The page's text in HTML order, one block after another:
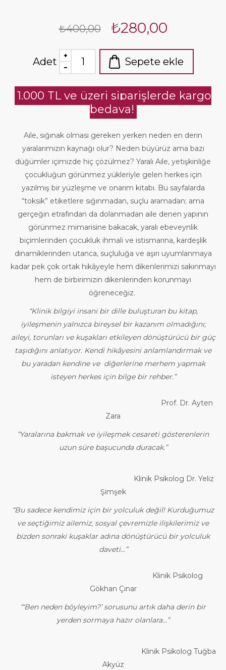
₺400,00 ₺280,00
Adet Sepete ekle
1.000 TL ve üzeri siparişlerde kargo
bedava!
Aile, sığınak olması gereken yerken neden en derin
yaralarımızın kaynağı olur? Neden büyürüz ama bazı
düğümler içimizde hiç çözülmez? Yaralı Aile, yetişkinliğe
çocukluğun görünmez yükleriyle gelen herkes için
yazılmış bir yüzleşme ve onarım kitabı. Bu sayfalarda
“toksik” etiketlere sığınmadan, suçlu aramadan; ama
gerçeğin etrafından da dolanmadan aile denen yapının
görünmez mimarisine bakacak, yaralı ebeveynlik
biçimlerinden çocukluk ihmali ve istismarına, kardeşlik
dinamiklerinden utanca, suçluluğa ve aşırı uyumlanmaya
kadar pek çok ortak hikâyeyle hem dikenlerimizi sakınmayı
hem de birbirimizin dikenlerinden korunmayı
öğreneceğiz.
“Klinik bilgiyi insani bir dille buluşturan bu kitap,
iyileşmenin yalnızca bireysel bir kazanım olmadığını;
aileyi, torunları ve kuşakları etkileyen dönüştürücü bir güç
taşıdığını anlatıyor. Kendi hikâyesini anlamlandırmak ve
bu yaradan kendine ve diğerlerine merhem yapmak
isteyen herkes için bilge bir rehber.”
Prof. Dr. Ayten
Zara
“Yaralarına bakmak ve iyileşmek cesareti gösterenlerin
uzun süre başucunda duracak.”
Klinik Psikolog Dr. Yeliz
Şimşek
“Bu sadece kendimiz için bir yolculuk değil! Kurduğumuz
ve seçtiğimiz ailemiz, sosyal çevremizle ilişkilerimiz ve
bizden sonraki kuşaklar adına dönüştürücü bir yolculuk
daveti…”
Klinik Psikolog
Gökhan Çınar
“‘Ben neden böyleyim?’ sorusunu artık daha derin bir
yerden sormaya hazır olanlara…”
Klinik Psikolog Tuğba
Akyüz